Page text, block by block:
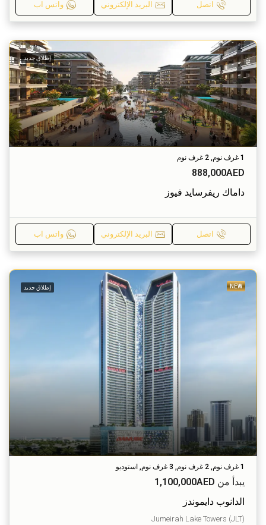
اتصل البريد الإلكتروني واتس اب
إطلاق جديد
1 غرف نوم, 2 غرف نوم
888,000AED
داماك ريفرسايد فيوز
اتصل البريد الإلكتروني واتس اب
NEW إطلاق جديد
1 غرف نوم, 2 غرف نوم, 3 غرف نوم, استوديو
يبدأ من 1,100,000AED
الدانوب دايموندز
Jumeirah Lake Towers (JLT)